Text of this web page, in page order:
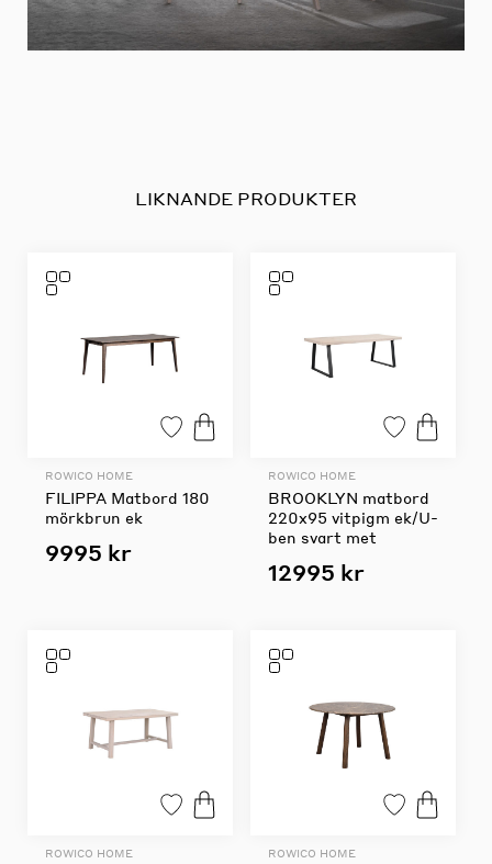
LIKNANDE PRODUKTER
ROWICO HOME
FILIPPA Matbord 180
mörkbrun ek
9995 kr
ROWICO HOME
BROOKLYN matbord
220x95 vitpigm ek/U-
ben svart met
12995 kr
ROWICO HOME ROWICO HOME